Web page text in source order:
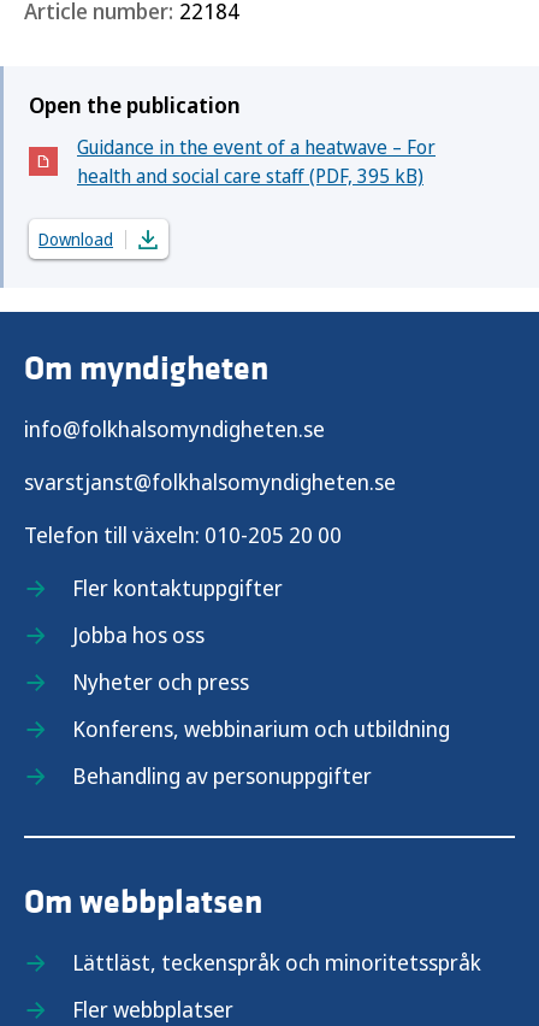
Article number: 22184
Open the publication
Guidance in the event of a heatwave – For
health and social care staff (PDF, 395 kB)
(Öppnas i nytt fönster)
Download
Om myndigheten
info@folkhalsomyndigheten.se
svarstjanst@folkhalsomyndigheten.se
Telefon till växeln: 010-205 20 00
Fler kontaktuppgifter
Jobba hos oss
Nyheter och press
Konferens, webbinarium och utbildning
Behandling av personuppgifter
Om webbplatsen
Lättläst, teckenspråk och minoritetsspråk
Fler webbplatser